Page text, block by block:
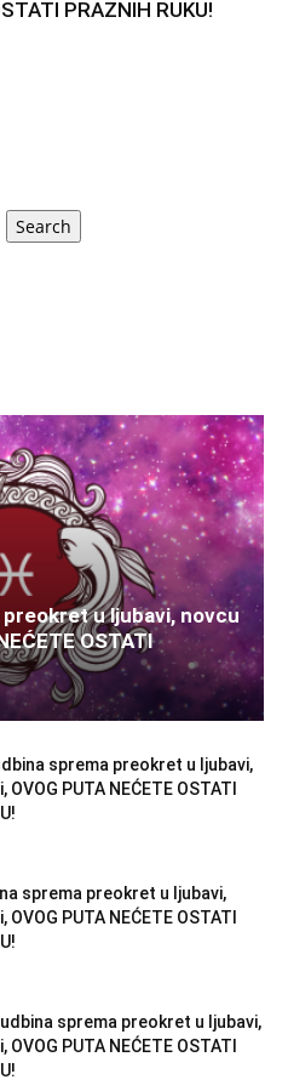
PRAZNIH RUKU!
Search
preokret u ljubavi, novcu
OSTATI
sprema preokret u ljubavi,
PUTA NEĆETE OSTATI
sprema preokret u ljubavi,
PUTA NEĆETE OSTATI
sprema preokret u ljubavi,
PUTA NEĆETE OSTATI